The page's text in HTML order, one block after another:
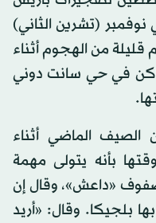
130 شخصاً في نوفمبر (تشرين الثاني)
قليلة من الهجوم أثناء
في حي سانت دوني
الماضي أثناء
بأنه يتولى مهمة
«داعش»، وقال إن
بلجيكا. وقال: «أريد